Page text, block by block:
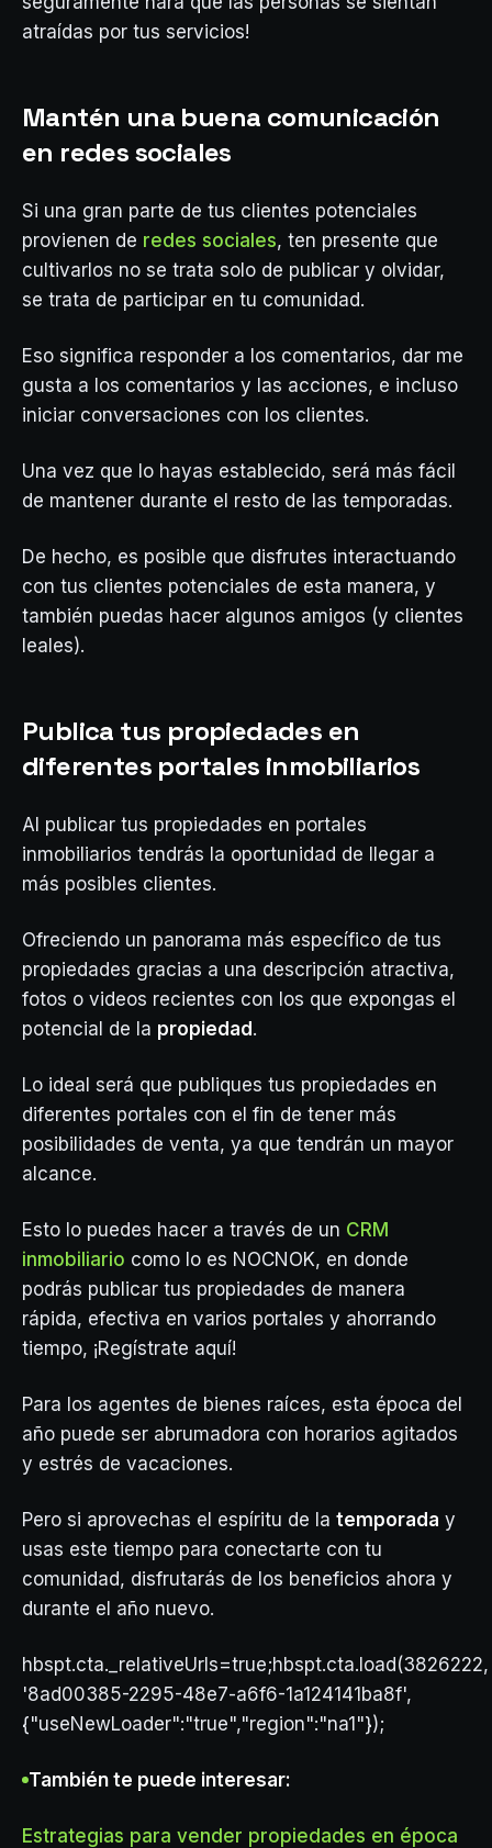
atraídas por tus servicios!
Mantén una buena comunicación
en redes sociales
Si una gran parte de tus clientes potenciales
provienen de redes sociales, ten presente que
cultivarlos no se trata solo de publicar y olvidar,
se trata de participar en tu comunidad.
Eso significa responder a los comentarios, dar me
gusta a los comentarios y las acciones, e incluso
iniciar conversaciones con los clientes.
Una vez que lo hayas establecido, será más fácil
de mantener durante el resto de las temporadas.
De hecho, es posible que disfrutes interactuando
con tus clientes potenciales de esta manera, y
también puedas hacer algunos amigos (y clientes
leales).
Publica tus propiedades en
diferentes portales inmobiliarios
Al publicar tus propiedades en portales
inmobiliarios tendrás la oportunidad de llegar a
más posibles clientes.
Ofreciendo un panorama más específico de tus
propiedades gracias a una descripción atractiva,
fotos o videos recientes con los que expongas el
potencial de la propiedad .
Lo ideal será que publiques tus propiedades en
diferentes portales con el fin de tener más
posibilidades de venta, ya que tendrán un mayor
alcance.
Esto lo puedes hacer a través de un CRM
inmobiliario como lo es NOCNOK, en donde
podrás publicar tus propiedades de manera
rápida, efectiva en varios portales y ahorrando
tiempo, ¡Regístrate aquí!
Para los agentes de bienes raíces, esta época del
año puede ser abrumadora con horarios agitados
y estrés de vacaciones.
Pero si aprovechas el espíritu de la temporada y
usas este tiempo para conectarte con tu
comunidad, disfrutarás de los beneficios ahora y
durante el año nuevo.
hbspt.cta._relativeUrls=true;hbspt.cta.load(3826222,
'8ad00385-2295-48e7-a6f6-1a124141ba8f',
{"useNewLoader":"true","region":"na1"});
También te puede interesar:
Estrategias para vender propiedades en época